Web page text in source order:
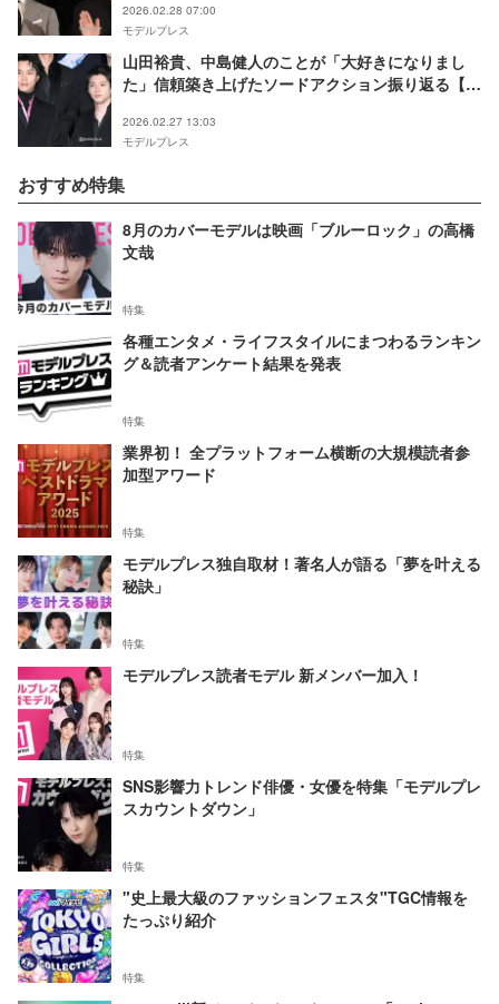
2026.02.28 07:00
モデルプレス
山田裕貴、中島健人のことが「大好きになりまし
た」信頼築き上げたソードアクション振り返る【ち
2026.02.27 13:03
モデルプレス
おすすめ特集
8月のカバーモデルは映画「ブルーロック」の高橋
文哉
特集
各種エンタメ・ライフスタイルにまつわるランキン
グ＆読者アンケート結果を発表
特集
業界初！ 全プラットフォーム横断の大規模読者参
加型アワード
特集
モデルプレス独自取材！著名人が語る「夢を叶える
秘訣」
特集
モデルプレス読者モデル 新メンバー加入！
特集
SNS影響力トレンド俳優・女優を特集「モデルプレ
スカウントダウン」
特集
"史上最大級のファッションフェスタ"TGC情報を
たっぷり紹介
特集